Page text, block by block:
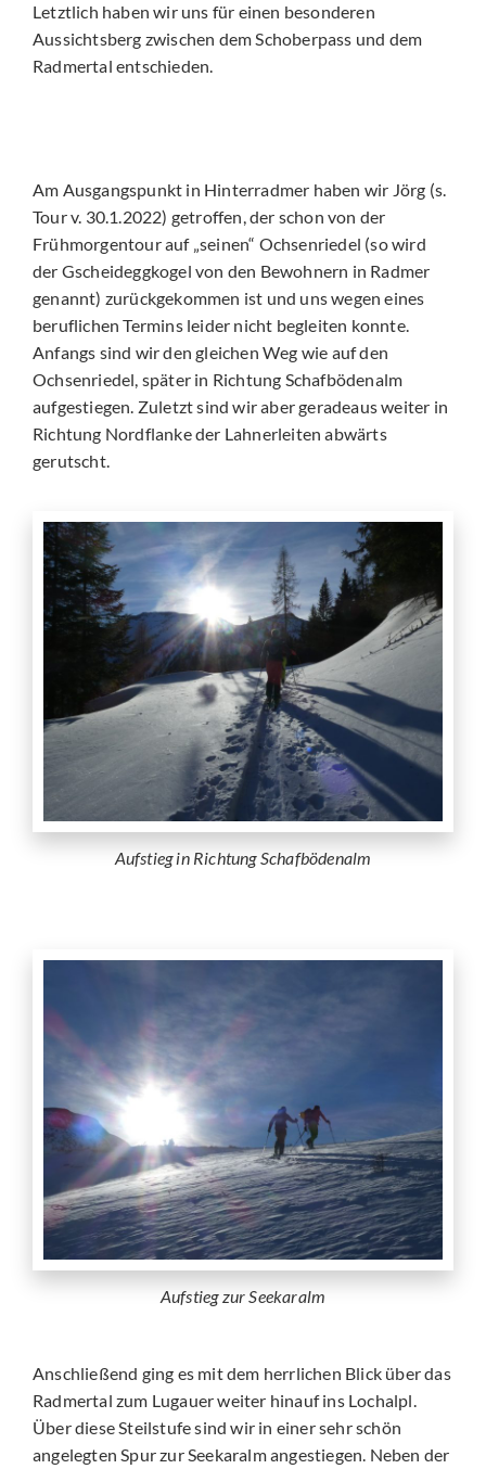
Letztlich haben wir uns für einen besonderen
Aussichtsberg zwischen dem Schoberpass und dem
Radmertal entschieden.
Am Ausgangspunkt in Hinterradmer haben wir Jörg (s.
Tour v. 30.1.2022) getroffen, der schon von der
Frühmorgentour auf „seinen“ Ochsenriedel (so wird
der Gscheideggkogel von den Bewohnern in Radmer
genannt) zurückgekommen ist und uns wegen eines
beruflichen Termins leider nicht begleiten konnte.
Anfangs sind wir den gleichen Weg wie auf den
Ochsenriedel, später in Richtung Schafbödenalm
aufgestiegen. Zuletzt sind wir aber geradeaus weiter in
Richtung Nordflanke der Lahnerleiten abwärts
gerutscht.
Aufstieg in Richtung Schafbödenalm
Aufstieg zur Seekaralm
Anschließend ging es mit dem herrlichen Blick über das
Radmertal zum Lugauer weiter hinauf ins Lochalpl.
Über diese Steilstufe sind wir in einer sehr schön
angelegten Spur zur Seekaralm angestiegen. Neben der